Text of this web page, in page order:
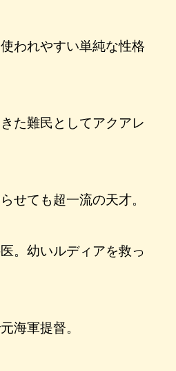
われやすい単純な性格
た難民としてアクアレ
せても超一流の天才。
。幼いルディアを救っ
海軍提督。